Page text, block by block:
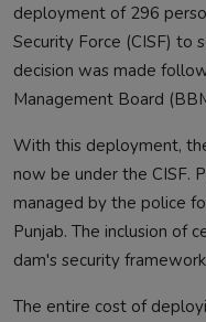
deployment of 296
Security Force (CISF) to
decision was made
Management Board
With this deployment,
now be under the CISF.
managed by the police
Punjab. The inclusion of
dam's security
The entire cost of